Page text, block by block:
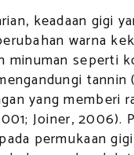
keadaan gigi
warna
minuman seperti
tannin
yang memberi
Joiner, 2006).
permukaan